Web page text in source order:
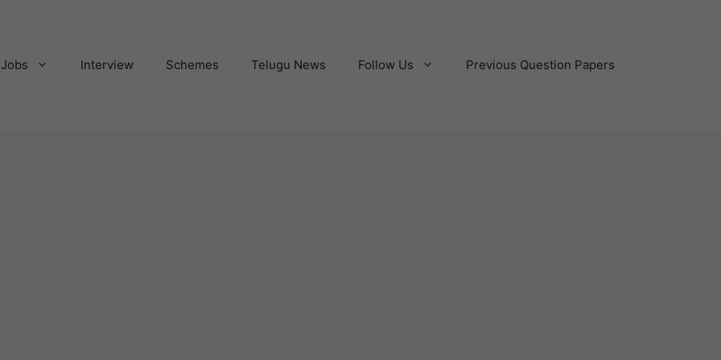
Jobs Interview Schemes Telugu News Follow Us Previous Question Papers